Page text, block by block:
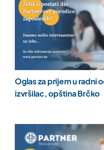
Oglas za prijem u radni
izvršilac, opština Brčko